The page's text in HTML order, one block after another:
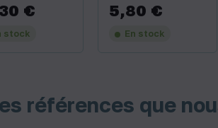
€
stock
Prix
5,80 €
En stock
références que